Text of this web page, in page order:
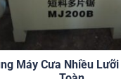
Máy Cưa Nhiều